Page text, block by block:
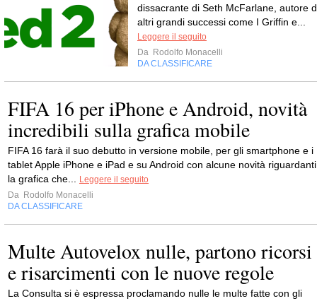
dissacrante di Seth McFarlane, autore
altri grandi successi come I Griffin e...
Leggere il seguito
Da Rodolfo Monacelli
DA CLASSIFICARE
FIFA 16 per iPhone e Android, novità
incredibili sulla grafica mobile
FIFA 16 farà il suo debutto in versione mobile, per gli smartphone e i
tablet Apple iPhone e iPad e su Android con alcune novità riguardanti
la grafica che...
Leggere il seguito
Da Rodolfo Monacelli
DA CLASSIFICARE
Multe Autovelox nulle, partono ricorsi
e risarcimenti con le nuove regole
La Consulta si è espressa proclamando nulle le multe fatte con gli